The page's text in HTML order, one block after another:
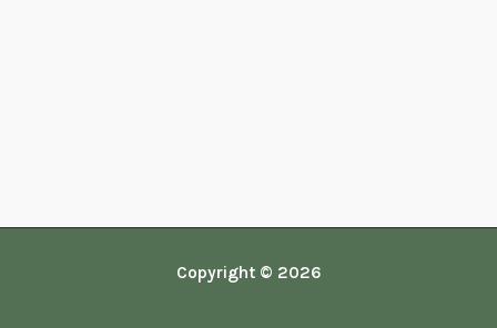
Copyright © 2026